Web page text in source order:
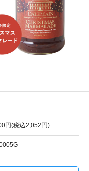
円(税込2,052円)